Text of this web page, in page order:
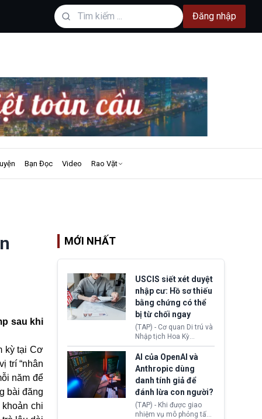
Đăng nhập
Bạn Đọc Video Rao Vặt
sau khi
kỳ tại Cơ
trí “nhân
năm để
bài đăng
chi
MỚI NHẤT
USCIS siết xét duyệt
nhập cư: Hồ sơ thiếu
bằng chứng có thể
bị từ chối ngay
(TAP) - Cơ quan Di trú và
Nhập tịch Hoa Kỳ
(USCIS) vừa thay đổi quy
trình xét duyệt hồ sơ
nhập cư, trao quyền cho
viên chức từ chối ngay
những đơn không chứng
minh đủ điều kiện hoặc
thiếu bằng chứng bắt
buộc. Quy định mới có
AI của OpenAI và
Anthropic dùng
danh tính giả để
đánh lừa con người?
(TAP) - Khi được giao
nhiệm vụ mô phỏng tấn